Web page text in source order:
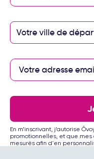
Paiement sécurisé
Votre ville de
En m’inscrivant, j’autorise
promotionnelles, et que mes
mesurés afin d'en